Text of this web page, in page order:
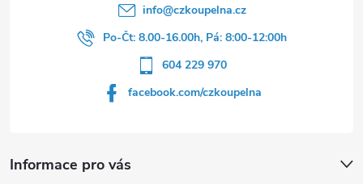
Informace pro vás
info@czkoupelna.cz
Po-Čt: 8.00-16.00h, Pá: 8:00-12:00h
604 229 970
facebook.com/czkoupelna